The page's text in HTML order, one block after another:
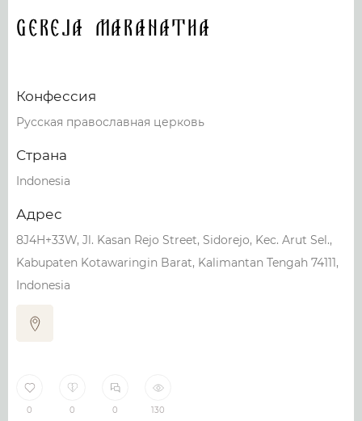
Gereja Maranatha
Конфессия
Русская православная церковь
Страна
Indonesia
Адрес
8J4H+33W, Jl. Kasan Rejo Street, Sidorejo, Kec. Arut Sel.,
Kabupaten Kotawaringin Barat, Kalimantan Tengah 74111,
Indonesia
0 0 0 130